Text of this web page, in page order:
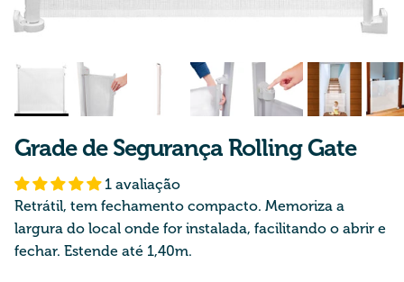
Grade de Segurança Rolling Gate
1 avaliação
Retrátil, tem fechamento compacto. Memoriza a
largura do local onde for instalada, facilitando o abrir e
fechar. Estende até 1,40m.